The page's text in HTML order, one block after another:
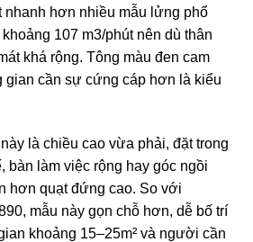
nhanh hơn nhiều mẫu lửng phổ
107 m3/phút nên dù thân
khá rộng. Tông màu đen cam
gian cần sự cứng cáp hơn là kiểu
là chiều cao vừa phải, đặt trong
bàn làm việc rộng hay góc ngồi
hơn quạt đứng cao. So với
mẫu này gọn chỗ hơn, dễ bố trí
khoảng 15–25m² và người cần